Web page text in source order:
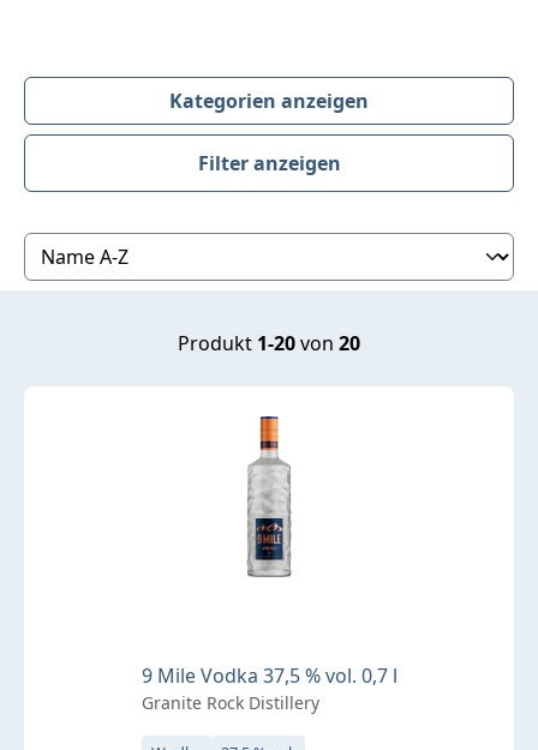
Kategorien anzeigen
Filter anzeigen
Produktübersicht
Produkt 1-20von 20
9 Mile Vodka 37,5 % vol. 0,7 l
Granite Rock Distillery